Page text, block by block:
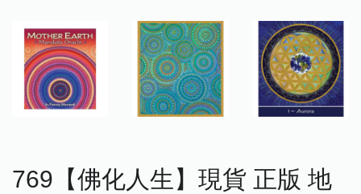
769【佛化人生】現貨 正版 地